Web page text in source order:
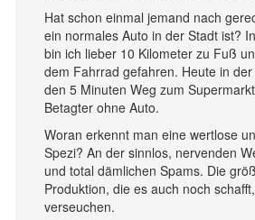
Hat schon einmal jemand nach
ein normales Auto in der Stadt ist?
bin ich lieber 10 Kilometer zu Fuß
dem Fahrrad gefahren. Heute in
den 5 Minuten Weg zum
Betagter ohne Auto.
Woran erkennt man eine wertlose
Spezi? An der sinnlos, nervenden
und total dämlichen Spams. Die
Produktion, die es auch noch
verseuchen.